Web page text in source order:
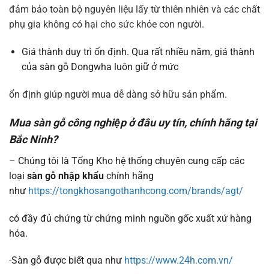
đảm bảo toàn bộ nguyên liệu lấy từ thiên nhiên và các chất
phụ gia không có hại cho sức khỏe con người.
Giá thành duy trì ổn định. Qua rất nhiều năm, giá thành
của sàn gỗ Dongwha luôn giữ ở mức
ổn định giúp người mua dễ dàng sở hữu sản phẩm.
Mua sàn gỗ công nghiệp ở đâu uy tín, chính hãng tại
Bắc Ninh?
– Chúng tôi là Tổng Kho hệ thống chuyên cung cấp các
loại sàn gỗ nhập khẩu chính hãng
như https://tongkhosangothanhcong.com/brands/agt/
có đầy đủ chứng từ chứng minh nguồn gốc xuất xứ hàng
hóa.
-Sàn gỗ được biết qua như https://www.24h.com.vn/